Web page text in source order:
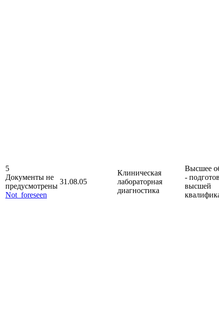
5
Документы не
предусмотрены
Not_foreseen
31.08.05
Клиническая
лабораторная
диагностика
Высшее
-
высшей